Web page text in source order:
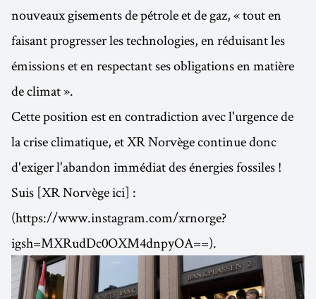
nouveaux gisements de pétrole et de gaz, « tout en
faisant progresser les technologies, en réduisant les
émissions et en respectant ses obligations en matière
de climat ».
Cette position est en contradiction avec l'urgence de
la crise climatique, et XR Norvège continue donc
d'exiger l'abandon immédiat des énergies fossiles !
Suis [XR Norvège ici] :
(https://www.instagram.com/xrnorge?
igsh=MXRudDc0OXM4dnpyOA==).